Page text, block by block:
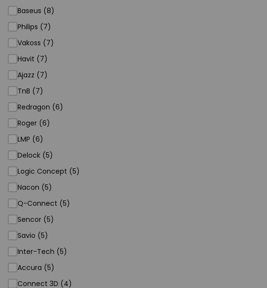
Baseus (8)
Philips (7)
Vakoss (7)
Havit (7)
Ajazz (7)
TnB (7)
Redragon (6)
Roger (6)
LMP (6)
Delock (5)
Logic Concept (5)
Nacon (5)
Q-Connect (5)
Sencor (5)
Savio (5)
Inter-Tech (5)
Accura (5)
Connect 3D (4)